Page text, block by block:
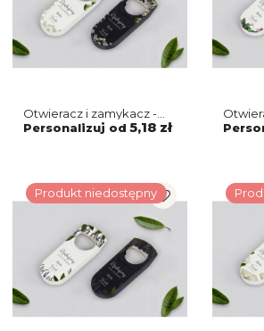
Otwieracz i zamykacz -
Soft Motyw 7
Personalizuj od 5,18 zł
Soft
Produkt niedostępny